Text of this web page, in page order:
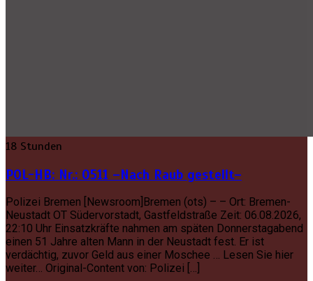
18 Stunden
POL-HB: Nr.: 0511 –Nach Raub gestellt–
Polizei Bremen [Newsroom]Bremen (ots) – – Ort: Bremen-
Neustadt OT Südervorstadt, Gastfeldstraße Zeit: 06.08.2026,
22:10 Uhr Einsatzkräfte nahmen am späten Donnerstagabend
einen 51 Jahre alten Mann in der Neustadt fest. Er ist
verdächtig, zuvor Geld aus einer Moschee … Lesen Sie hier
weiter… Original-Content von: Polizei […]